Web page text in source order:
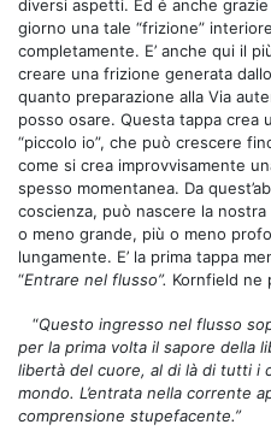
diversi aspetti. Ed é anche
giorno una tale “frizione”
completamente. E’ anche qui il
creare una frizione generata
quanto preparazione alla Via
posso osare. Questa tappa crea
“piccolo io”, che può crescere
come si crea improvvisamente
spesso momentanea. Da
coscienza, può nascere la
o meno grande, più o meno
lungamente. E’ la prima tappa
“Entrare nel flusso”. Kornfield ne
“Questo ingresso nel flusso
per la prima volta il sapore della
libertà del cuore, al di là di tutti i
mondo. L’entrata nella corrente
comprensione stupefacente.”